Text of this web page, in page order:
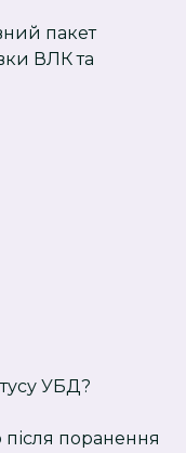
пакет
ВЛК та
УБД?
поранення